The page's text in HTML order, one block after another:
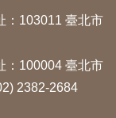
：103011 臺北市
：100004 臺北市
2382-2684